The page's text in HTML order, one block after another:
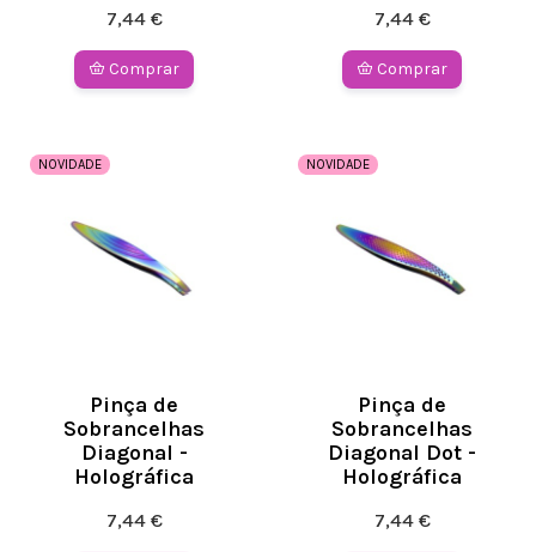
7,44 €
Comprar
7,44 €
Comprar
NOVIDADE
Pinça de
Sobrancelhas
Diagonal -
Holográfica
7,44 €
NOVIDADE
Pinça de
Sobrancelhas
Diagonal Dot -
Holográfica
7,44 €